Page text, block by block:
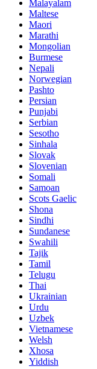
Malayalam
Maltese
Maori
Marathi
Mongolian
Burmese
Nepali
Norwegian
Pashto
Persian
Punjabi
Serbian
Sesotho
Sinhala
Slovak
Slovenian
Somali
Samoan
Scots Gaelic
Shona
Sindhi
Sundanese
Swahili
Tajik
Tamil
Telugu
Thai
Ukrainian
Urdu
Uzbek
Vietnamese
Welsh
Xhosa
Yiddish